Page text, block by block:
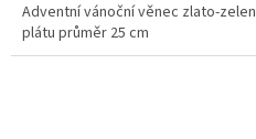
z
5
hvězdiček.
Adventní vánoční věnec zlato-
plátu průměr 25 cm